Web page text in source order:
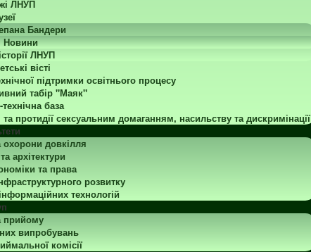
ЛНУП
Бандери
Новини
ЛНУП
вісті
підтримки освітнього процесу
табір "Маяк"
база
протидії сексуальним домаганням, насильству та дискримінації
охорони довкілля
архітектури
та права
розвитку
технологій
прийому
випробувань
комісії